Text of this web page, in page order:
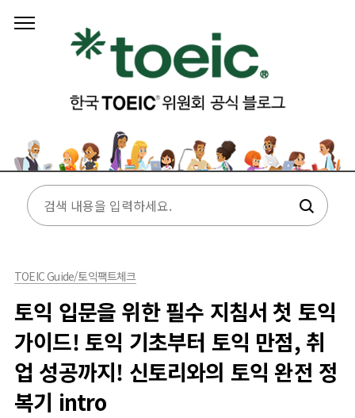
TOEIC Guide/토익팩트체크
토익 입문을 위한 필수 지침서 첫 토익
가이드! 토익 기초부터 토익 만점, 취
업 성공까지! 신토리와의 토익 완전 정
복기 intro